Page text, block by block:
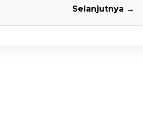
Selanjutnya →